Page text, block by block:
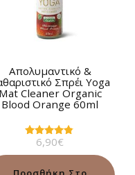
Απολυμαντικό &
Σπρέι Yoga
Mat Cleaner Οrganic
Blood Orange 60ml
Βαθμολογήθηκε
από 5
6,90€